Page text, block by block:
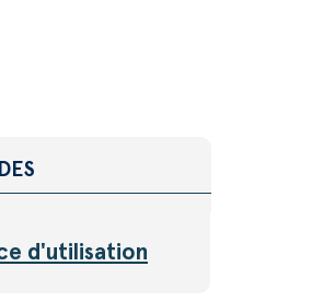
d'utilisation